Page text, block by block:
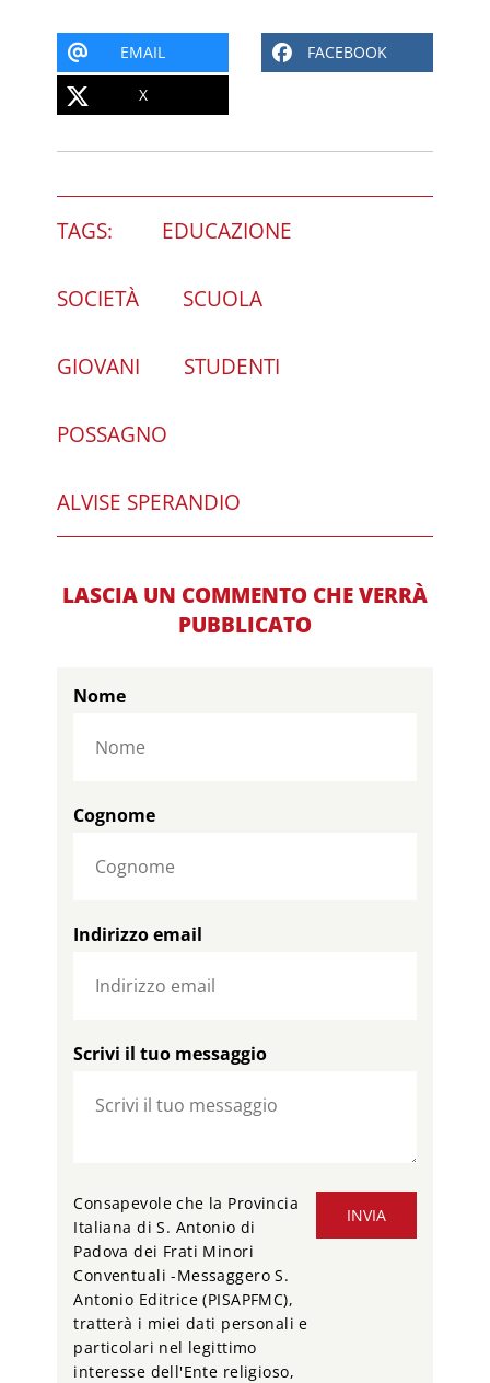
EMAIL FACEBOOK
X
TAGS: EDUCAZIONE
SOCIETÀ SCUOLA
GIOVANI STUDENTI
POSSAGNO
ALVISE SPERANDIO
LASCIA UN COMMENTO CHE VERRÀ
PUBBLICATO
Nome
Cognome
Indirizzo email
Scrivi il tuo messaggio
INVIA
Consapevole che la Provincia
Italiana di S. Antonio di
Padova dei Frati Minori
Conventuali -Messaggero S.
Antonio Editrice (PISAPFMC),
tratterà i miei dati personali e
particolari nel legittimo
interesse dell'Ente religioso,